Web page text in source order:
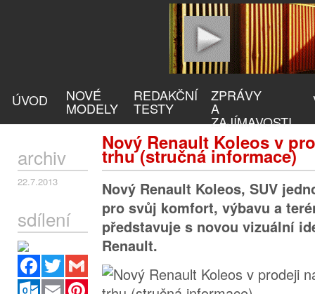
ÚVOD NOVÉ
MODELY
REDAKČNÍ
TESTY
ZPRÁVY
A
ZAJÍMAVOSTI
Nový Renault Koleos v
trhu (stručná informace)
archiv
22.7.2013
sdílení
Facebook
Twitter
Outlook.com
Email
Pinterest
Nový Renault Koleos, SUV
pro svůj komfort, výbavu a
představuje s novou vizuální
Renault.